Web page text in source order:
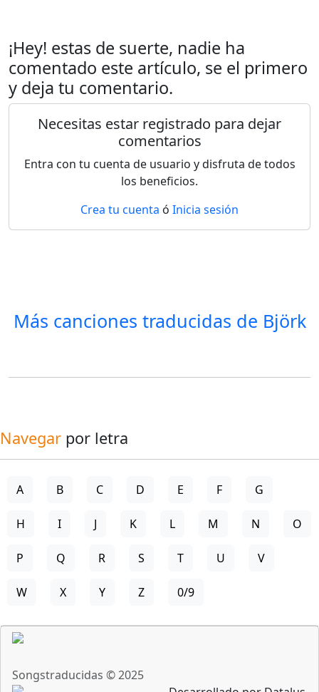
¡Hey! estas de suerte, nadie ha
comentado este artículo, se el primero
y deja tu comentario.
Necesitas estar registrado para dejar
comentarios
Entra con tu cuenta de usuario y disfruta de todos
los beneficios.
Crea tu cuenta ó Inicia sesión
Más canciones traducidas de Björk
Navegar por letra
A B C D E F G
H I J K L M N O
P Q R S T U V
W X Y Z 0/9
Songstraducidas © 2025